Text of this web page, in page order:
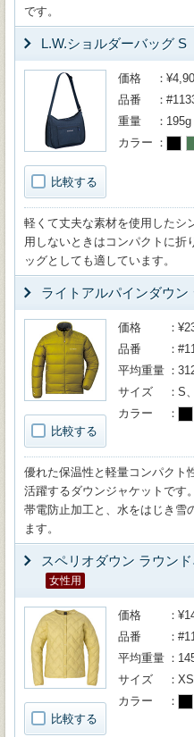
です。
L.W.ショルダーバッグ S
比較する
価格
品番
重量
195g
カラー
軽くて丈夫な素材を使用したシ
用しないときはコンパクトに折
ッグとしても適しています。
ライトアルパインダウン
比較する
価格
品番
平均重量
サイズ
S
カラー
優れた保温性と軽量コンパクト
活躍するダウンジャケットです
帯電防止加工と、水をはじき雪
ます。
スペリオダウン ラウン
女性用
比較する
価格
品番
平均重量
サイズ
カラー